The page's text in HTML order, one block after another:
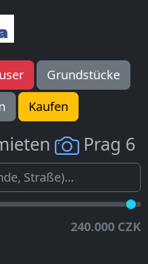
Grundstücke
Kaufen
Prag 6
240.000 CZK